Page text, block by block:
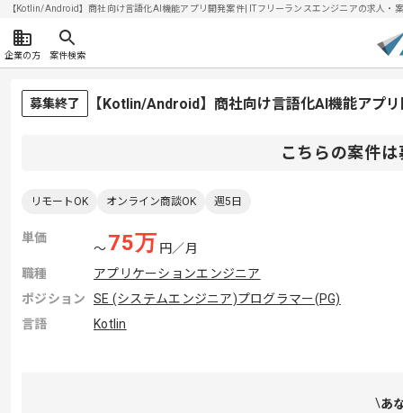
【Kotlin/Android】商社向け言語化AI機能アプリ開発案件| ITフリーランスエンジニアの求人
企業の方 案件検索
募集終了 【Kotlin/Android】商社向け言語化AI機能アプ
こちらの案件
リモートOK オンライン商談OK 週5日
単価
〜75万 円／月
職種
アプリケーションエンジニア
ポジション
SE (システムエンジニア)プログラマー(PG)
言語
Kotlin
あ